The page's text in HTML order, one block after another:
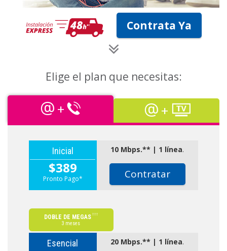
Contrata Ya
Elige el plan que necesitas:
+ +
Inicial
$389
Pronto Pago*
10 Mbps.** | 1 línea.
Contratar
DOBLE DE MEGAS †††
3 meses
Esencial 20 Mbps.** | 1 línea.